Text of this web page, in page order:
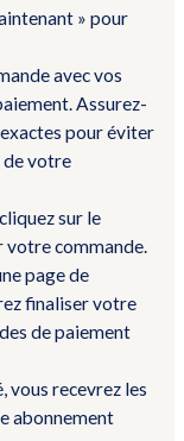
» pour
avec vos
Assurez-
pour éviter
votre
sur le
votre commande.
page de
finaliser votre
de paiement
vous recevrez les
abonnement